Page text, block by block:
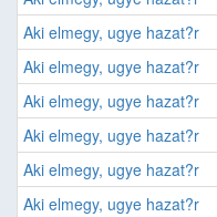
Aki elmegy, ugye hazat?r
Aki elmegy, ugye hazat?r
Aki elmegy, ugye hazat?r
Aki elmegy, ugye hazat?r
Aki elmegy, ugye hazat?r
Aki elmegy, ugye hazat?r